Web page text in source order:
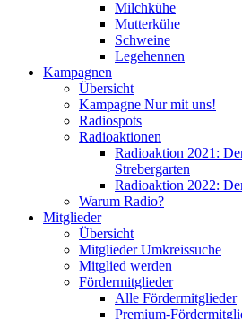
Milchkühe
Mutterkühe
Schweine
Legehennen
Kampagnen
Übersicht
Kampagne Nur mit uns!
Radiospots
Radioaktionen
Radioaktion 2021:
Strebergarten
Radioaktion 2022:
Warum Radio?
Mitglieder
Übersicht
Mitglieder Umkreissuche
Mitglied werden
Fördermitglieder
Alle Fördermitglieder
Premium-